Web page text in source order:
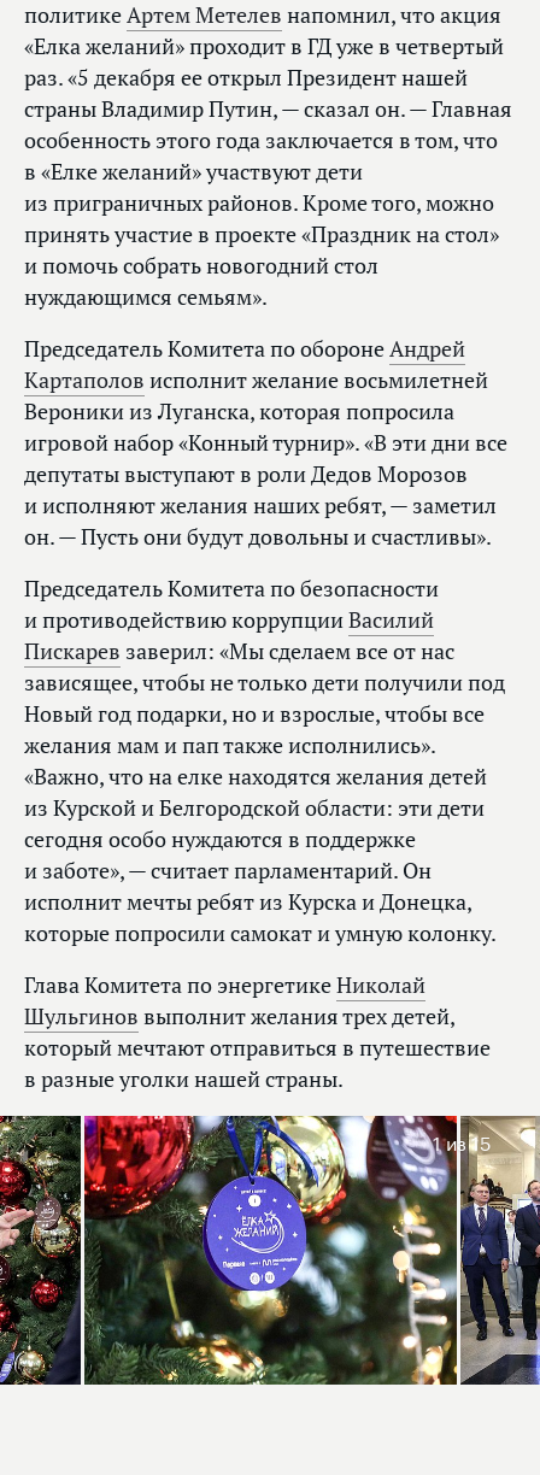
политикеАртем Метелев напомнил, что акция
«Елка желаний» проходит в ГД уже в четвертый
раз. «5 декабря ее открыл Президент нашей
страны Владимир Путин, — сказал он. — Главная
особенность этого года заключается в том, что
в «Елке желаний» участвуют дети
из приграничных районов. Кроме того, можно
принять участие в проекте «Праздник на стол»
и помочь собрать новогодний стол
нуждающимся семьям».
Председатель Комитета по оборонеАндрей
Картаполов исполнит желание восьмилетней
Вероники из Луганска, которая попросила
игровой набор «Конный турнир». «В эти дни все
депутаты выступают в роли Дедов Морозов
и исполняют желания наших ребят, — заметил
он. — Пусть они будут довольны и счастливы».
Председатель Комитета по безопасности
и противодействию коррупцииВасилий
Пискарев заверил: «Мы сделаем все от нас
зависящее, чтобы не только дети получили под
Новый год подарки, но и взрослые, чтобы все
желания мам и пап также исполнились».
«Важно, что на елке находятся желания детей
из Курской и Белгородской области: эти дети
сегодня особо нуждаются в поддержке
и заботе», — считает парламентарий. Он
исполнит мечты ребят из Курска и Донецка,
которые попросили самокат и умную колонку.
Глава Комитета по энергетикеНиколай
Шульгинов выполнит желания трех детей,
который мечтают отправиться в путешествие
в разные уголки нашей страны.
1из 15